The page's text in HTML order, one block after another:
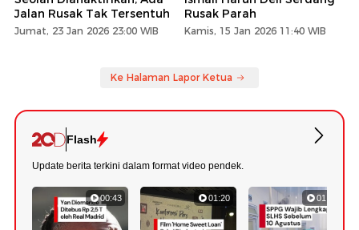
Jalan Rusak Tak Tersentuh
Jumat, 23 Jan 2026 23:00 WIB
Rusak Parah
Kamis, 15 Jan 2026 11:40 WIB
Ke Halaman Lapor Ketua
Flash
Update berita terkini dalam format video pendek.
00:43 01:20 01:07